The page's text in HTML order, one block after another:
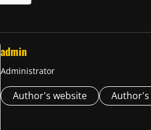
admin
Administrator
Author's website